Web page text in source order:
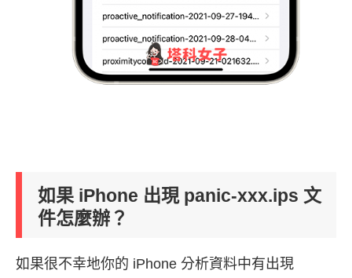
如果 iPhone 出現 panic-xxx.ips 文
件怎麼辦？
如果很不幸地你的 iPhone 分析資料中有出現